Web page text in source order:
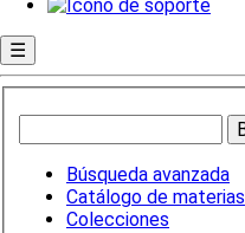
☰
Búsqueda avanzada
Catálogo de materias
Colecciones